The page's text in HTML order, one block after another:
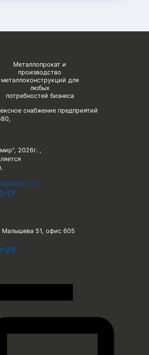
Металлопрокат и
производство
металлоконструкций для
любых
потребностей бизнеса
снабжение предприятий
,
, 2026г. ,
17
Малышева 51, офис 605
29